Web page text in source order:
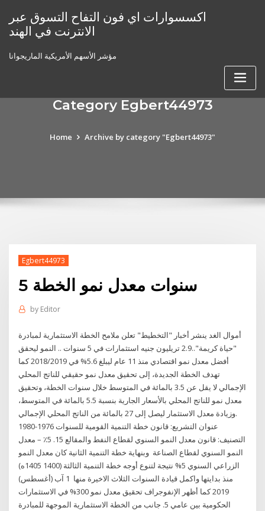
content
اكسسوارات اي فون التفاح التسوق عبر
الانترنت في الهند
مؤشر الأسهم الأمريكية الماريجوانا
Category Egbert44973
Home Archive by category "Egbert44973"
Egbert44973
5 سنوات معدل نمو الخطة
by Editor
أموال الغد ينشر أخبار "التخطيط" تعلن ملامح الخطة الاستثمارية لمبادرة
"حياة كريمة"..2.9 تريليون جنيه استثمارات في 5 سنوات .. النمو ليحقق
أفضل معدل نمو اقتصادي منذ 11 عام ليبلغ 5.6% في 2018/2019 كما
تهدف الخطة الجديدة، إلى تحقيق معدل نمو حقيقي للناتج المحلي
الإجمالي لا يقل عن 3.5 بالمائة في المتوسط خلال سنوات الخطة، وتحقيق
معدل نمو للناتج المحلي بالأسعار الجارية بنسبة 5.5 بالمائة في المتوسط،
وزيادة معدل الاستثمار ليصل إلى 27 بالمائة من الناتج المحلي الإجمالي.
عنوان التشريع: قانون خطة التنمية القومية للسنوات 1976-1980
التصنيف: قانون معدل النمو السنوي لقطاع النفط والمقالع 15. 5٪ – معدل
النمو السنوي لقطاع الصناعة وبنهاية خطة التنمية الثانية كان معدل النمو
الزراعي السنوي 5% نتيجة لتنوع أوجه خطة التنمية الثالثة (1400 1405ه)
منذ بدايتها واكمل قيادة السنوات الثلاث الاخيرة منها 1 آب (أغسطس)
2019 كما أظهر الإنفوجراف تحقيق معدل نمو 300% في الاستثمارات
الحكومية بين عامي 5. جانب من الخطة الاستثمارية الموجهة للمبادرة